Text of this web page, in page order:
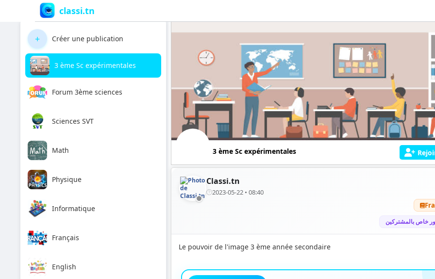
classi.tn
+ Créer une publication
3 ème Sc expérimentales
Forum 3ème sciences
Sciences SVT
Math
Physique
Informatique
Français
English
3 ème Sc expérimentales
Classi.tn
2023-05-22 • 08:40
خاص بالمشتركين
Le pouvoir de l'image 3 ème année secondaire